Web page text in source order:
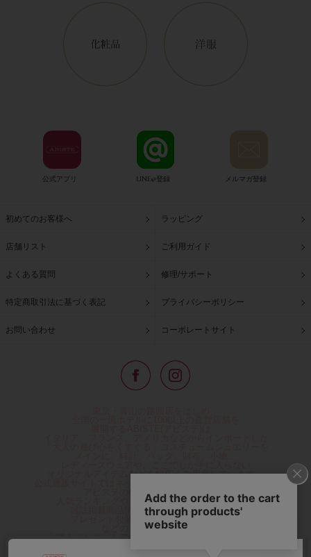
公式アプリ LINE@登録 メルマガ登録
初めてのお客様へ ラッピング
店舗リスト ご利用ガイド
よくある質問 修理/サポート
特定商取引法に基づく表記 プライバシーポリシー
お問い合わせ コーポレートサイト
オリジナルアイテムなどを幅広くご用意しています。
アビステの幅広い商品を取り揃え、
人気ランキングやテレビなどメディア着用商品、
雑誌掲載商品情報を紹介するコンテンツ、
プレゼント包装無料や独自のポイント還元
などのサービスをご提供。
心躍るインポートアクセサリーや時計、小物などで、